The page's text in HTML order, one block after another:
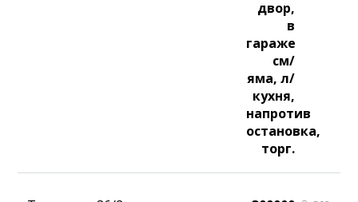
двор,
в
гараже
см/
яма, л/
кухня,
напротив
остановка,
торг.